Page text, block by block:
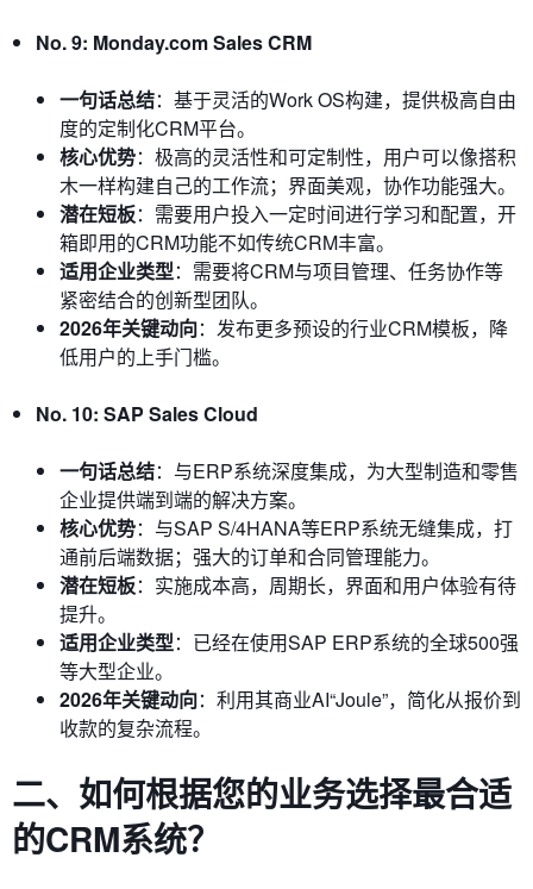
No. 9: Monday.com Sales CRM
一句话总结：基于灵活的Work OS构建，提供极高自由
度的定制化CRM平台。
核心优势：极高的灵活性和可定制性，用户可以像搭积
木一样构建自己的工作流；界面美观，协作功能强大。
潜在短板：需要用户投入一定时间进行学习和配置，开
箱即用的CRM功能不如传统CRM丰富。
适用企业类型：需要将CRM与项目管理、任务协作等
紧密结合的创新型团队。
2026年关键动向：发布更多预设的行业CRM模板，降
低用户的上手门槛。
No. 10: SAP Sales Cloud
一句话总结：与ERP系统深度集成，为大型制造和零售
企业提供端到端的解决方案。
核心优势：与SAP S/4HANA等ERP系统无缝集成，打
通前后端数据；强大的订单和合同管理能力。
潜在短板：实施成本高，周期长，界面和用户体验有待
提升。
适用企业类型：已经在使用SAP ERP系统的全球500强
等大型企业。
2026年关键动向：利用其商业AI“Joule”，简化从报价到
收款的复杂流程。
二、如何根据您的业务选择最合适
的CRM系统？